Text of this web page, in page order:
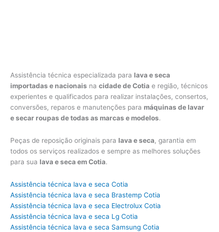
Assistência técnica especializada para lava e seca
importadas e nacionais nacidade de Cotia e região, técnicos
experientes e qualificados para realizar instalações, consertos,
conversões, reparos e manutenções para máquinas de lavar
e secar roupas de todas as marcas e modelos.
Peças de reposição originais para lava e seca, garantia em
todos os serviços realizados e sempre as melhores soluções
para sua lava e seca em Cotia.
Assistência técnica lava e seca Cotia
Assistência técnica lava e seca Brastemp Cotia
Assistência técnica lava e seca Electrolux Cotia
Assistência técnica lava e seca Lg Cotia
Assistência técnica lava e seca Samsung Cotia